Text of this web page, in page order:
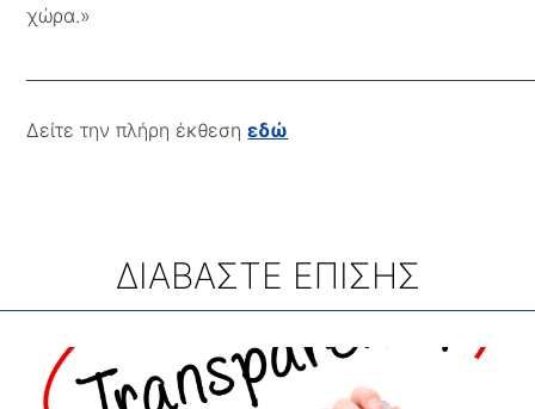
χώρα.»
Δείτε την πλήρη έκθεσηεδώ
ΔΙΑΒΑΣΤΕ ΕΠΙΣΗΣ